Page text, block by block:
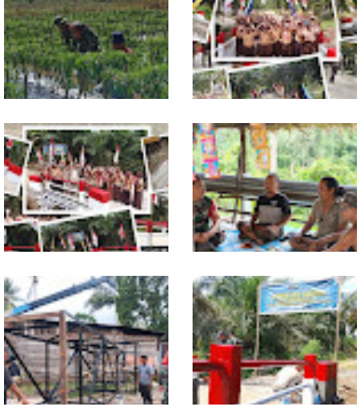
Babinsa Dampingi Petani
Rawat Cabai, Dukung
Ketahanan Pangan
Tuntas Dibangun, Jembatan
Garuda Perkuat Konektivitas
Teladan Baru–Kuala Kepeng
TNI dan Warga Tuntaskan
Jembatan Garuda, Akses
Ekonomi Kian Terbuka
Warung Kopi Jadi Ruang
Komsos, Babinsa Ajak Warga
Jaga Keamanan Lingkungan